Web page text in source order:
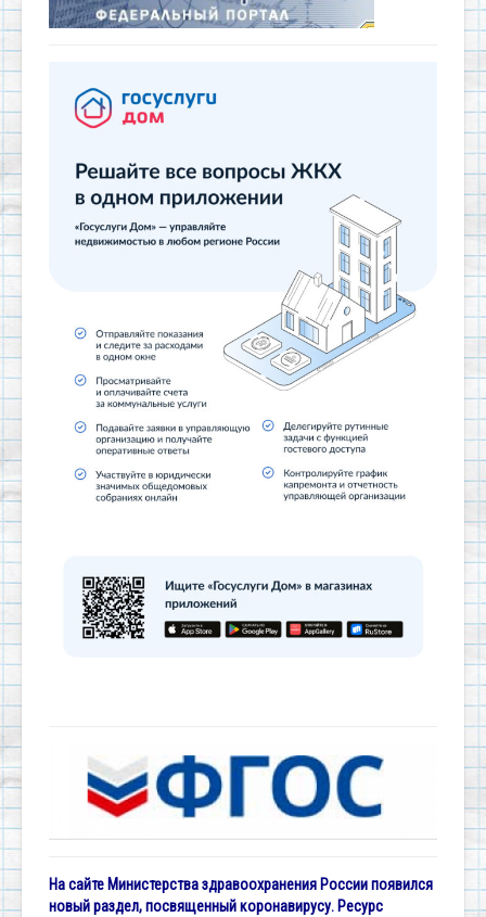
На сайте Министерства здравоохранения России появился
новый раздел, посвященный коронавирусу. Ресурс